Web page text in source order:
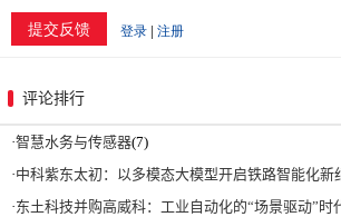
评论排行
·智慧水务与传感器(7)
·中科紫东太初：以多模态大模型开启铁路智能化新
·东土科技并购高威科：工业自动化的“场景驱动”时